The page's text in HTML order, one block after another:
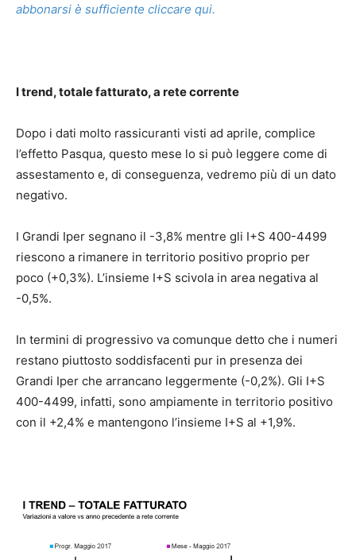
abbonarsi è sufficiente cliccare qui.
I trend, totale fatturato, a rete corrente
Dopo i dati molto rassicuranti visti ad aprile, complice
l’effetto Pasqua, questo mese lo si può leggere come di
assestamento e, di conseguenza, vedremo più di un dato
negativo.
I Grandi Iper segnano il -3,8% mentre gli I+S 400-4499
riescono a rimanere in territorio positivo proprio per
poco (+0,3%). L’insieme I+S scivola in area negativa al
-0,5%.
In termini di progressivo va comunque detto che i numeri
restano piuttosto soddisfacenti pur in presenza dei
Grandi Iper che arrancano leggermente (-0,2%). Gli I+S
400-4499, infatti, sono ampiamente in territorio positivo
con il +2,4% e mantengono l’insieme I+S al +1,9%.